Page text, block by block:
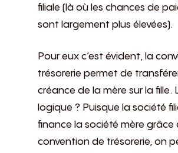
filiale (là où les chances de
sont largement plus élevées).
Pour eux c’est évident, la
trésorerie permet de
créance de la mère sur la fille.
logique ? Puisque la société
finance la société mère grâce
convention de trésorerie, on